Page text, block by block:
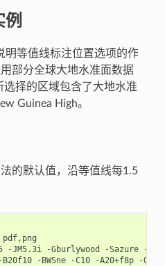
明等值线标注位置选项的作
部分全球大地水准面数据
选择的区域包含了大地水准
Guinea High。
的默认值，沿等值线每1.5
pdf,png
-JM5.3i -Gburlywood -Sazure -
-BWSne -C10 -A20+f8p -